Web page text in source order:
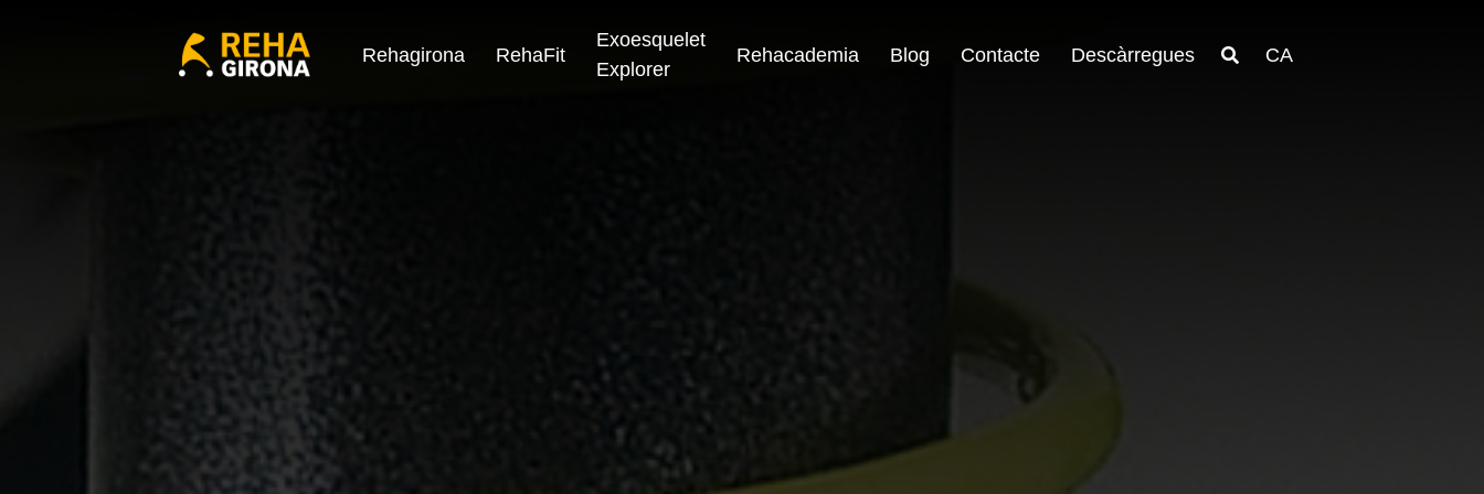
Rehagirona RehaFit
Exoesquelet
Explorer
Rehacademia Blog Contacte Descàrregues CA